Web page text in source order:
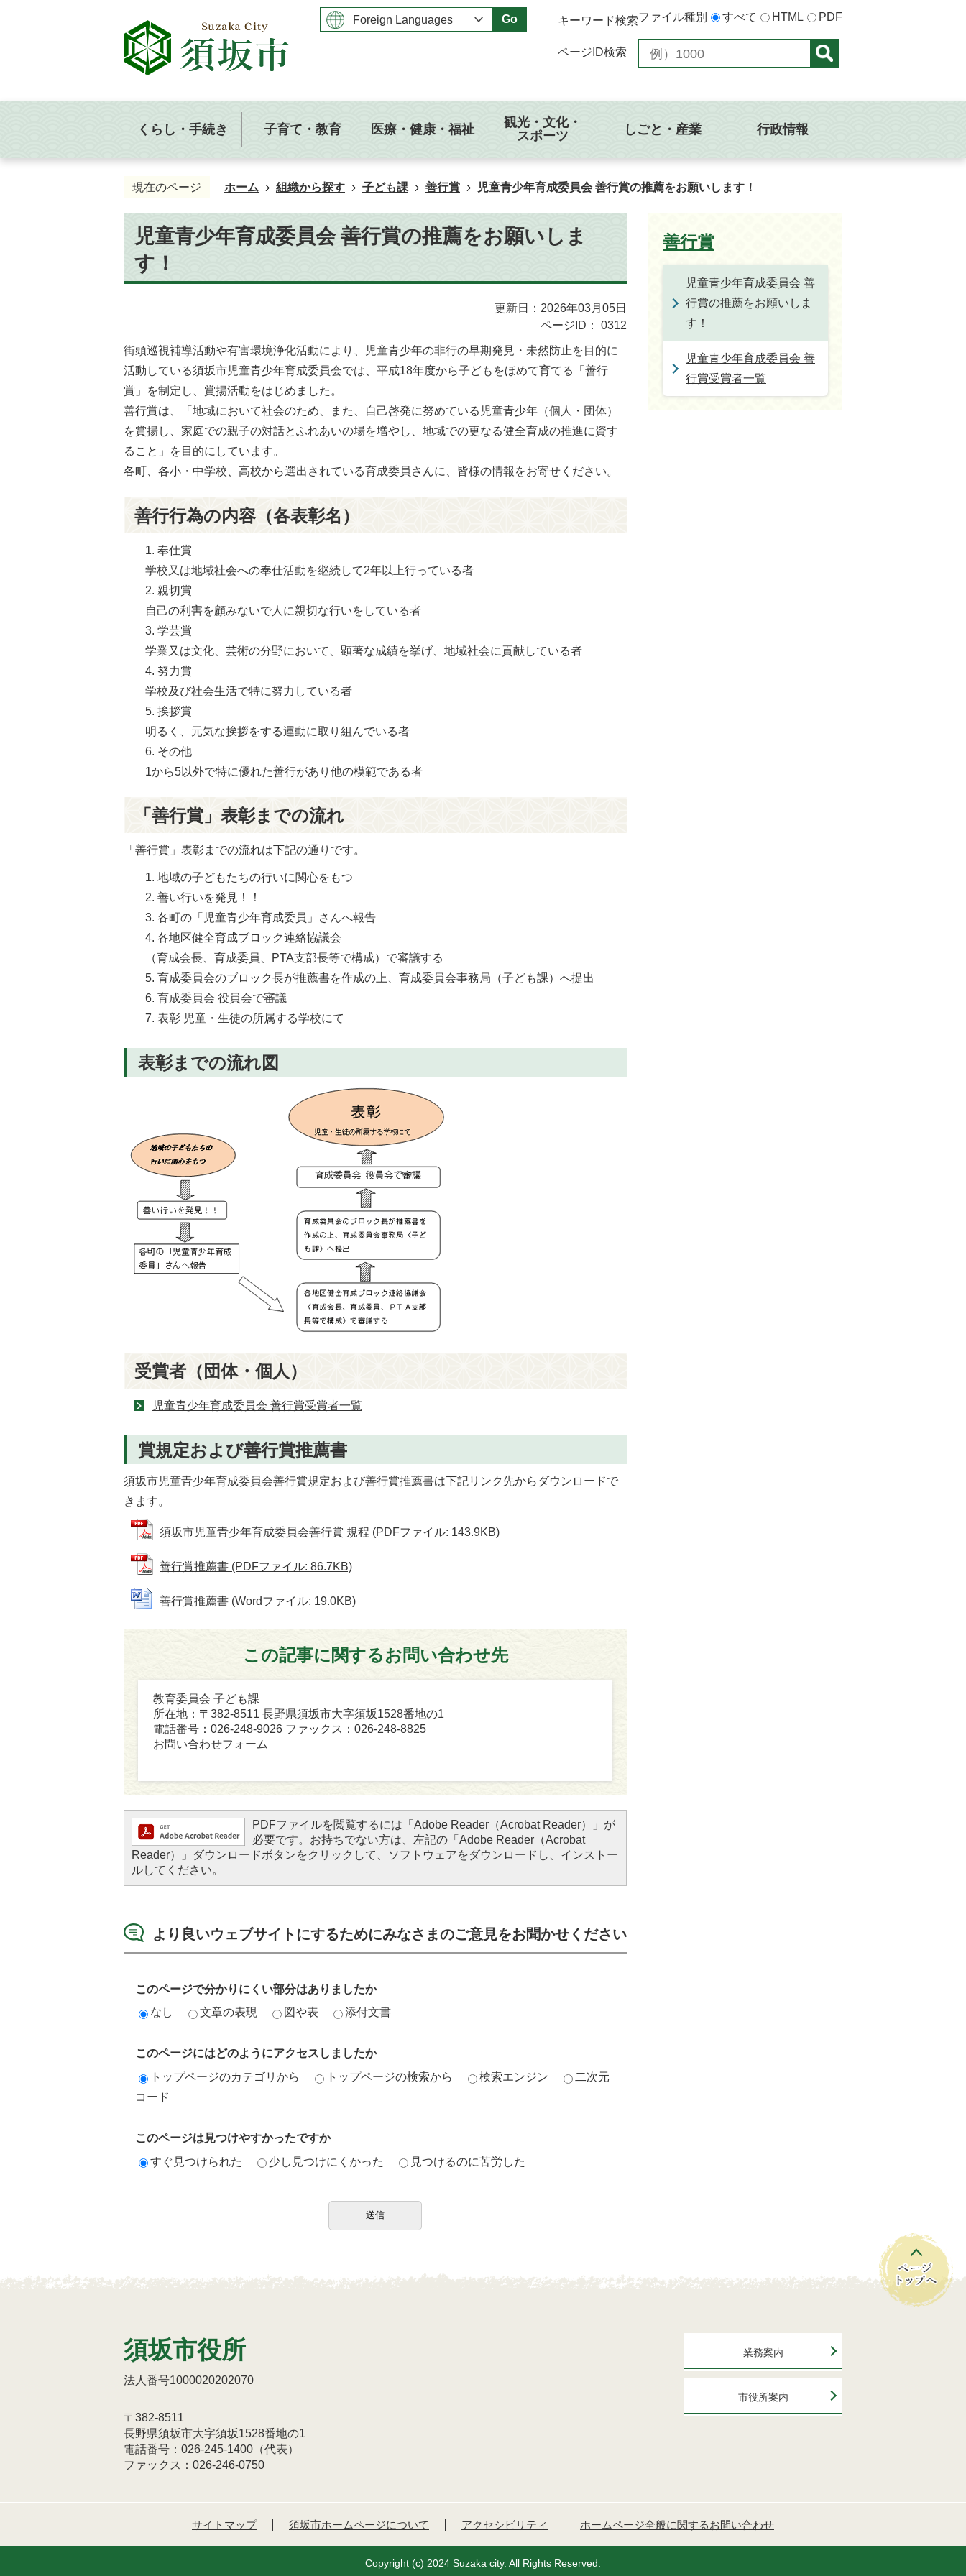
Go キーワード検索ファイル種別 すべて HTML PDF
ページID検索
くらし・手続き 子育て・教育 医療・健康・福祉
観光・文化・
スポーツ
しごと・産業 行政情報
現在のページ ホーム 組織から探す 子ども課 善行賞 児童青少年育成委員会 善行賞の推薦をお願いします！
児童青少年育成委員会 善行賞の推薦をお願いしま
す！
更新日：2026年03月05日
ページID：
0312
街頭巡視補導活動や有害環境浄化活動により、児童青少年の非行の早期発見・未然防止を目的に
活動している須坂市児童青少年育成委員会では、平成18年度から子どもをほめて育てる「善行
賞」を制定し、賞揚活動をはじめました。
善行賞は、「地域において社会のため、また、自己啓発に努めている児童青少年（個人・団体）
を賞揚し、家庭での親子の対話とふれあいの場を増やし、地域での更なる健全育成の推進に資す
ること」を目的にしています。
各町、各小・中学校、高校から選出されている育成委員さんに、皆様の情報をお寄せください。
善行行為の内容（各表彰名）
奉仕賞
学校又は地域社会への奉仕活動を継続して2年以上行っている者
親切賞
自己の利害を顧みないで人に親切な行いをしている者
学芸賞
学業又は文化、芸術の分野において、顕著な成績を挙げ、地域社会に貢献している者
努力賞
学校及び社会生活で特に努力している者
挨拶賞
明るく、元気な挨拶をする運動に取り組んでいる者
その他
1から5以外で特に優れた善行があり他の模範である者
「善行賞」表彰までの流れ
「善行賞」表彰までの流れは下記の通りです。
地域の子どもたちの行いに関心をもつ
善い行いを発見！！
各町の「児童青少年育成委員」さんへ報告
各地区健全育成ブロック連絡協議会
（育成会長、育成委員、PTA支部長等で構成）で審議する
育成委員会のブロック長が推薦書を作成の上、育成委員会事務局（子ども課）へ提出
育成委員会 役員会で審議
表彰 児童・生徒の所属する学校にて
表彰までの流れ図
受賞者（団体・個人）
児童青少年育成委員会 善行賞受賞者一覧
賞規定および善行賞推薦書
須坂市児童青少年育成委員会善行賞規定および善行賞推薦書は下記リンク先からダウンロードで
きます。
須坂市児童青少年育成委員会善行賞 規程 (PDFファイル: 143.9KB)
善行賞推薦書 (PDFファイル: 86.7KB)
善行賞推薦書 (Wordファイル: 19.0KB)
この記事に関するお問い合わせ先
教育委員会 子ども課
所在地：〒382-8511 長野県須坂市大字須坂1528番地の1
電話番号：026-248-9026 ファックス：026-248-8825
お問い合わせフォーム
PDFファイルを閲覧するには「Adobe Reader（Acrobat Reader）」が
必要です。お持ちでない方は、左記の「Adobe Reader（Acrobat
Reader）」ダウンロードボタンをクリックして、ソフトウェアをダウンロードし、インストー
ルしてください。
より良いウェブサイトにするためにみなさまのご意見をお聞かせください
このページで分かりにくい部分はありましたか
なし
文章の表現 図や表 添付文書
このページにはどのようにアクセスしましたか
トップページのカテゴリから
トップページの検索から 検索エンジン
二次元
コード
このページは見つけやすかったですか
すぐ見つけられた
少し見つけにくかった 見つけるのに苦労した
善行賞
児童青少年育成委員会 善
行賞の推薦をお願いしま
す！
児童青少年育成委員会 善
行賞受賞者一覧
須坂市役所
法人番号1000020202070
〒382-8511
長野県須坂市大字須坂1528番地の1
電話番号：026-245-1400（代表）
ファックス：026-246-0750
業務案内
市役所案内
サイトマップ 須坂市ホームページについて アクセシビリティ ホームページ全般に関するお問い合わせ
Copyright (c) 2024 Suzaka city. All Rights Reserved.